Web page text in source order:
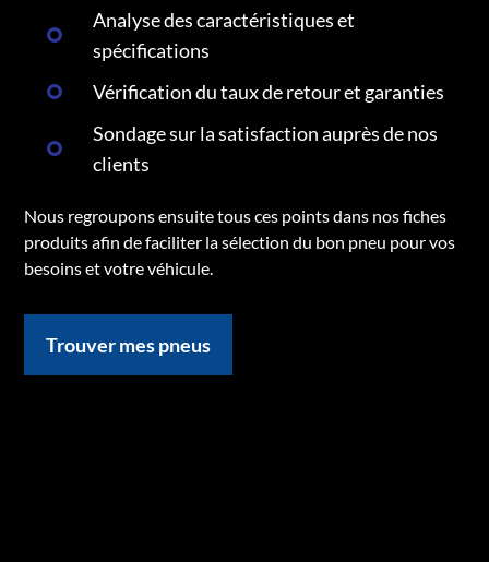
Analyse des caractéristiques et
spécifications
Vérification du taux de retour et garanties
Sondage sur la satisfaction auprès de nos
clients
Nous regroupons ensuite tous ces points dans nos fiches
produits afin de faciliter la sélection du bon pneu pour vos
besoins et votre véhicule.
Trouver mes pneus